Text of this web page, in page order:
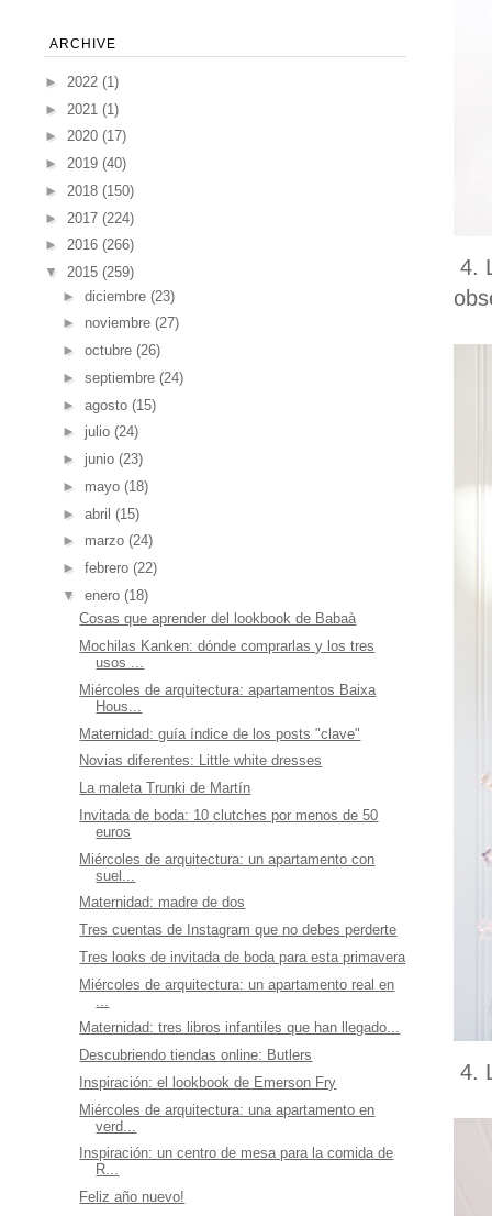
4.
4.
ARCHIVE
► 2022 (1)
► 2021 (1)
► 2020 (17)
► 2019 (40)
► 2018 (150)
► 2017 (224)
► 2016 (266)
▼ 2015 (259)
► diciembre (23)
► noviembre (27)
► octubre (26)
► septiembre (24)
► agosto (15)
► julio (24)
► junio (23)
► mayo (18)
► abril (15)
► marzo (24)
► febrero (22)
▼ enero (18)
Cosas que aprender del lookbook de Babaà
Mochilas Kanken: dónde comprarlas y los tres
usos ...
Miércoles de arquitectura: apartamentos Baixa
Hous...
Maternidad: guía índice de los posts "clave"
Novias diferentes: Little white dresses
La maleta Trunki de Martín
Invitada de boda: 10 clutches por menos de 50
euros
Miércoles de arquitectura: un apartamento con
suel...
Maternidad: madre de dos
Tres cuentas de Instagram que no debes perderte
Tres looks de invitada de boda para esta primavera
Miércoles de arquitectura: un apartamento real en
Maternidad: tres libros infantiles que han llegado...
Descubriendo tiendas online: Butlers
Inspiración: el lookbook de Emerson Fry
Miércoles de arquitectura: una apartamento en
verd...
Inspiración: un centro de mesa para la comida de
R...
Feliz año nuevo!